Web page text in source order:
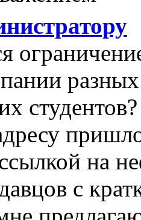
разных
на
с